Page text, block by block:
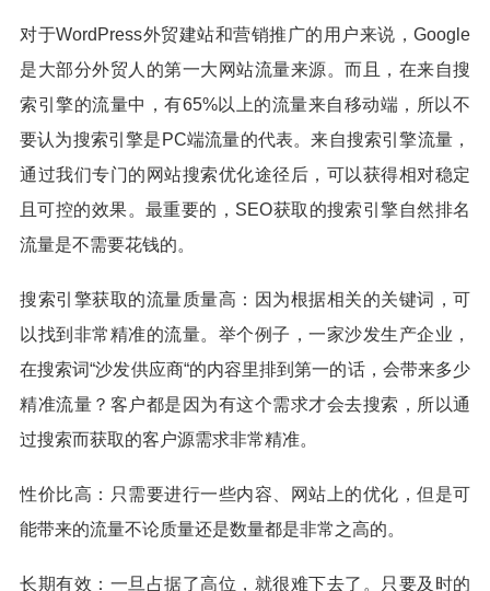
对于WordPress外贸建站和营销推广的用户来说，Google
是大部分外贸人的第一大网站流量来源。而且，在来自搜
索引擎的流量中，有65%以上的流量来自移动端，所以不
要认为搜索引擎是PC端流量的代表。来自搜索引擎流量，
通过我们专门的网站搜索优化途径后，可以获得相对稳定
且可控的效果。最重要的，SEO获取的搜索引擎自然排名
流量是不需要花钱的。
搜索引擎获取的流量质量高：因为根据相关的关键词，可
以找到非常精准的流量。举个例子，一家沙发生产企业，
在搜索词“沙发供应商“的内容里排到第一的话，会带来多少
精准流量？客户都是因为有这个需求才会去搜索，所以通
过搜索而获取的客户源需求非常精准。
性价比高：只需要进行一些内容、网站上的优化，但是可
能带来的流量不论质量还是数量都是非常之高的。
长期有效：一旦占据了高位，就很难下去了。只要及时的